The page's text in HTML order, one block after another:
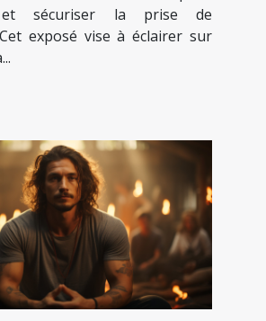
et sécuriser la prise de
exposé vise à éclairer sur